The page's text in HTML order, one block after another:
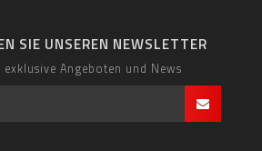
SIE UNSEREN NEWSLETTER
exklusive Angeboten und News